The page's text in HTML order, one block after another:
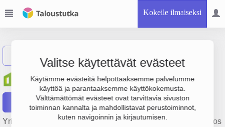
Kokeile ilmaiseksi
Valitse käytettävät evästeet
Käytämme evästeitä helpottaaksemme palvelumme
käyttöä ja parantaaksemme käyttökokemusta.
Välttämättömät evästeet ovat tarvittavia sivuston
toiminnan kannalta ja mahdollistavat perustoiminnot,
kuten navigoinnin ja kirjautumisen.
Potential Toimitilat Oy
Raportit
Yrityksen Potential Toimitilat Oy liikevaihto on 3.2 milj. €, tulos